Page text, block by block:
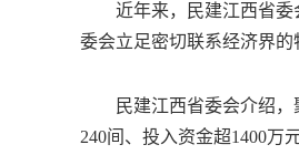
近年来，民建江西省委会
委会立足密切联系经济界的
民建江西省委会介绍，聚
240间、投入资金超1400万